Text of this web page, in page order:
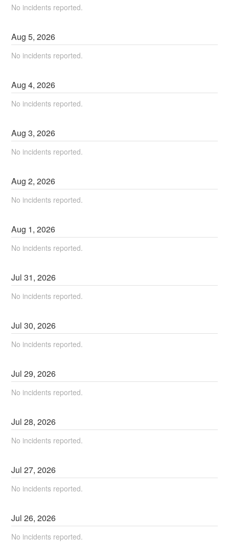
No incidents reported.
Aug5,2026
No incidents reported.
Aug4,2026
No incidents reported.
Aug3,2026
No incidents reported.
Aug2,2026
No incidents reported.
Aug 1,2026
No incidents reported.
Jul31,2026
No incidents reported.
Jul30,2026
No incidents reported.
Jul29,2026
No incidents reported.
Jul28,2026
No incidents reported.
Jul27,2026
No incidents reported.
Jul26,2026
No incidents reported.